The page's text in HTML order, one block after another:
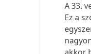
A 33.
Ez a